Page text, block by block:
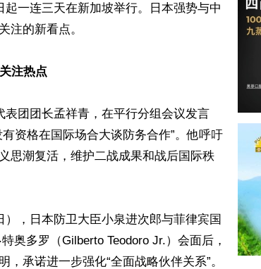
起一连三天在新加坡举行。日本强势与中
注的新看点。
注热点
表团团长孟祥青，在平行分组会议发言
有资格在国际场合大谈防务合作”。他呼吁
思潮复活，维护二战成果和战后国际秩
），日本防卫大臣小泉进次郎与菲律宾国
奥多罗（Gilberto Teodoro Jr.）会面后，
，承诺进一步强化“全面战略伙伴关系”。